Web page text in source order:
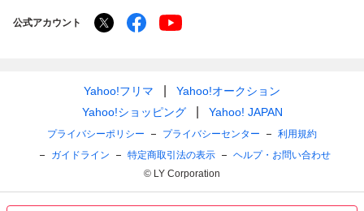
公式アカウント
Yahoo!フリマ
Yahoo!オークション
Yahoo!ショッピング
Yahoo! JAPAN
プライバシーポリシー プライバシーセンター
利用規約
ガイドライン
特定商取引法の表示
ヘルプ・お問い合わせ
© LY Corporation